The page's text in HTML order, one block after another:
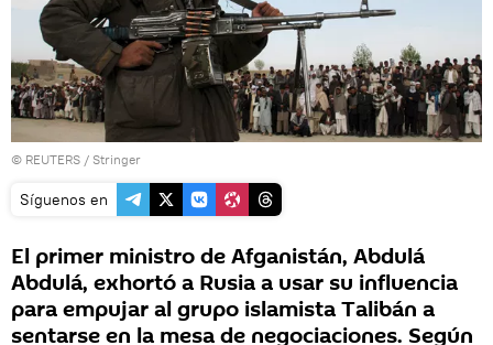
© REUTERS / Stringer
Síguenos en
El primer ministro de Afganistán, Abdulá
Abdulá, exhortó a Rusia a usar su influencia
para empujar al grupo islamista Talibán a
sentarse en la mesa de negociaciones. Según